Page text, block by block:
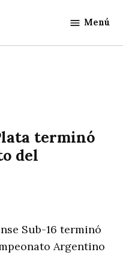
Menú
terminó
del
Sub-16 terminó
Argentino